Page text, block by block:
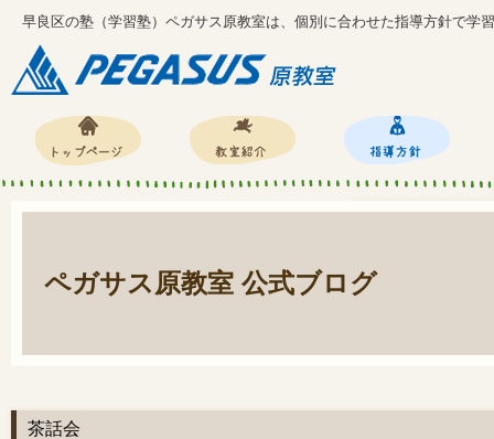
早良区の塾（学習塾）ペガサス原教室は、個別に合わせた指導方針で学
ペガサス原教室 公式ブログ
茶話会